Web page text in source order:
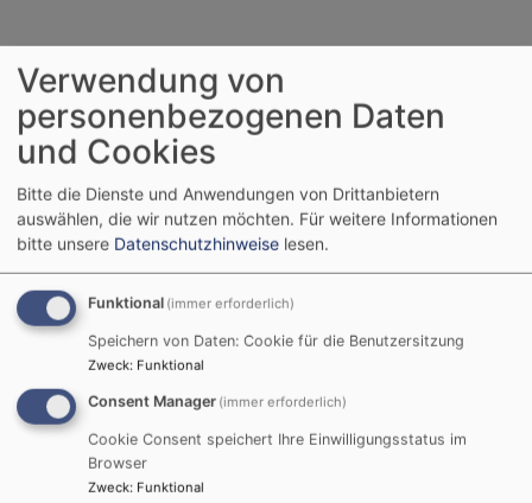
Wir stellen uns vor!
Wir stellen uns kurz vor, auch in der Absicht, daß Sie
neugierig werden und bei uns reinschauen. Seit unserer
Gründung 1969 durch Frau Geißelbrecht und Frau
Thinschmidt treffen wir uns regelmäßig jeden Dienstag
alle 14 Tage von 14 bis 16 Uhr im Markusstübchen.
Viel wurde in den vergangenen Jahren getan. Zunächst
unterstützten wir fast ausschließlich die neue Kirche.
Seit Anfang der 80er Jahre ging der Erlös der Basare
in die Mission und an eine Leprastation in Kabul
(Afghanistan). Zu dem Projekt -Kindergarten und
Gemeindehaus- haben wir ebenfalls einen ansehnlichen
Betrag beigesteuert. Seit fünf Jahren freut sich die
Verwendung von
personenbezogenen Daten
und Cookies
Bitte die Dienste und Anwendungen von Drittanbietern
auswählen, die wir nutzen möchten. Für weitere Informationen
bitte unsere Datenschutzhinweise lesen.
Funktional (immer erforderlich)
Speichern von Daten: Cookie für die Benutzersitzung
Zweck: Funktional
Consent Manager (immer erforderlich)
Cookie Consent speichert Ihre Einwilligungsstatus im
Browser
Zweck: Funktional